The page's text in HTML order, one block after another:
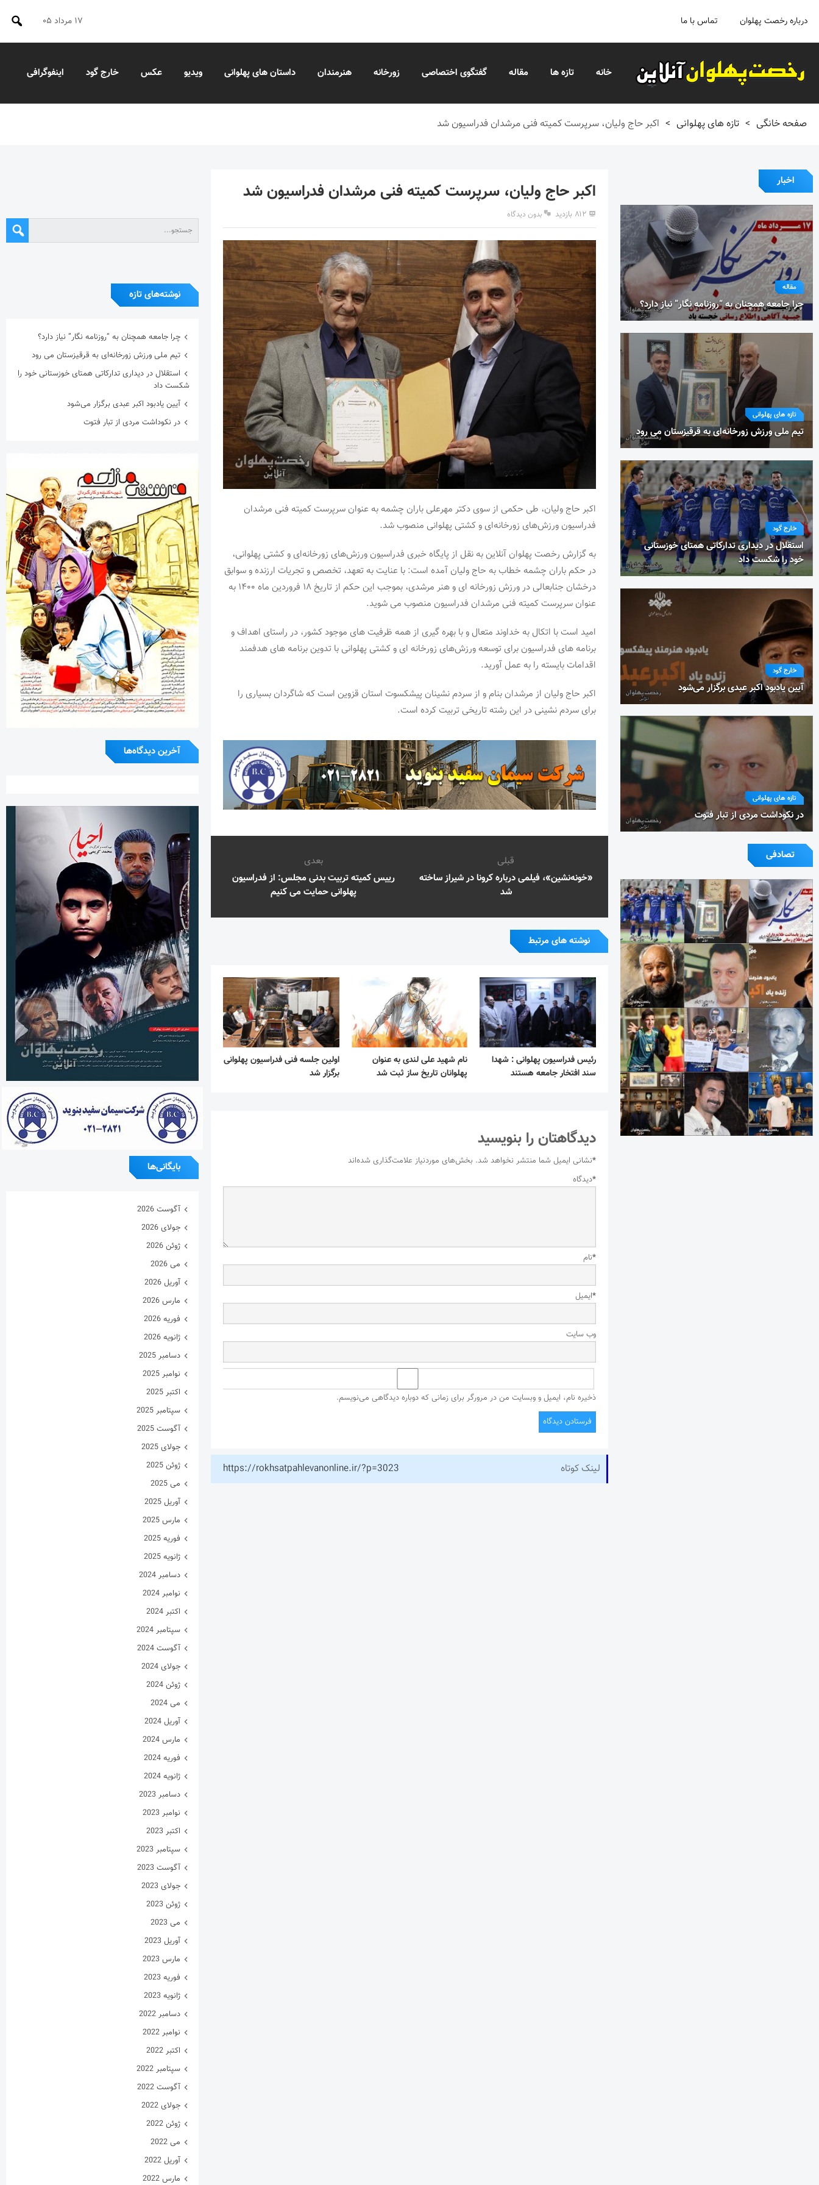
درباره رخصت پهلوان تماس با ما ۱۷ مرداد ۰۵
خانه تازه ها مقاله گفتگوی اختصاصی زورخانه هنرمندان داستان های پهلوانی ویدیو عکس خارج گود اینفوگرافی
صفحه خانگی > تازه های پهلوانی > اکبر حاج ولیان، سرپرست کمیته فنی مرشدان فدراسیون شد
اخبار
مقاله
چرا جامعه همچنان به “روزنامه نگار” نیاز دارد؟
تازه های پهلوانی
تیم ملی ورزش زورخانه‌ای به قرقیزستان می رود
خارج گود
استقلال در دیداری تدارکاتی همتای خوزستانی
خود را شکست داد
خارج گود
آیین یادبود اکبر عبدی برگزار می‌شود
تازه های پهلوانی
در نکوداشت مردی از تبار فتوت
تصادفی
اکبر حاج ولیان، سرپرست کمیته فنی مرشدان فدراسیون شد
۸۱۲ بازدید بدون دیدگاه
اکبر حاج ولیان، طی حکمی از سوی دکتر مهرعلی باران چشمه به عنوان سرپرست کمیته فنی مرشدان
فدراسیون ورزش‌های زورخانه‌ای و کشتی پهلوانی منصوب شد.
به گزارش رخصت پهلوان آنلاین به نقل از پایگاه خبری فدراسیون ورزش‌های زورخانه‌ای و کشتی پهلوانی،
در حکم باران چشمه خطاب به حاج ولیان آمده است: با عنایت به تعهد، تخصص و تجریات ارزنده و سوابق
درخشان جنابعالی در ورزش زورخانه ای و هنر مرشدی، بموجب این حکم از تاریخ ۱۸ فروردین ماه ۱۴۰۰ به
عنوان سرپرست کمیته فنی مرشدان فدراسیون منصوب می شوید.
امید است با اتکال به خداوند متعال و با بهره گیری از همه ظرفیت های موجود کشور، در راستای اهداف و
برنامه های فدراسیون برای توسعه ورزش‌های زورخانه ای و کشتی پهلوانی با تدوین برنامه های هدفمند
اقدامات بایسته را به عمل آورید.
اکبر حاج ولیان از مرشدان بنام و از سردم نشینان پیشکسوت استان قزوین است که شاگردان بسیاری را
برای سردم نشینی در این رشته تاریخی تربیت کرده است.
قبلی
«خونه‌نشین»، فیلمی درباره کرونا در شیراز ساخته
شد
بعدی
رییس کمیته تربیت بدنی مجلس: از فدراسیون
پهلوانی حمایت می کنیم
نوشته های مرتبط
رئیس فدراسیون پهلوانی : شهدا
سند افتخار جامعه هستند
نام شهید علی لندی به عنوان
پهلوانان تاریخ ساز ثبت شد
اولین جلسه فنی فدراسیون پهلوانی
برگزار شد
دیدگاهتان را بنویسید
نشانی ایمیل شما منتشر نخواهد شد. بخش‌های موردنیاز علامت‌گذاری شده‌اند
*
دیدگاه*
نام*
ایمیل*
وب‌ سایت
ذخیره نام، ایمیل و وبسایت من در مرورگر برای زمانی که دوباره دیدگاهی می‌نویسم.
لینک کوتاه https://rokhsatpahlevanonline.ir/?p=3023
نوشته‌های تازه
چرا جامعه همچنان به “روزنامه نگار” نیاز دارد؟
تیم ملی ورزش زورخانه‌ای به قرقیزستان می رود
استقلال در دیداری تدارکاتی همتای خوزستانی خود را
شکست داد
آیین یادبود اکبر عبدی برگزار می‌شود
در نکوداشت مردی از تبار فتوت
آخرین دیدگاه‌ها
بایگانی‌ها
آگوست 2026
جولای 2026
ژوئن 2026
می 2026
آوریل 2026
مارس 2026
فوریه 2026
ژانویه 2026
دسامبر 2025
نوامبر 2025
اکتبر 2025
سپتامبر 2025
آگوست 2025
جولای 2025
ژوئن 2025
می 2025
آوریل 2025
مارس 2025
فوریه 2025
ژانویه 2025
دسامبر 2024
نوامبر 2024
اکتبر 2024
سپتامبر 2024
آگوست 2024
جولای 2024
ژوئن 2024
می 2024
آوریل 2024
مارس 2024
فوریه 2024
ژانویه 2024
دسامبر 2023
نوامبر 2023
اکتبر 2023
سپتامبر 2023
آگوست 2023
جولای 2023
ژوئن 2023
می 2023
آوریل 2023
مارس 2023
فوریه 2023
ژانویه 2023
دسامبر 2022
نوامبر 2022
اکتبر 2022
سپتامبر 2022
آگوست 2022
جولای 2022
ژوئن 2022
می 2022
آوریل 2022
مارس 2022